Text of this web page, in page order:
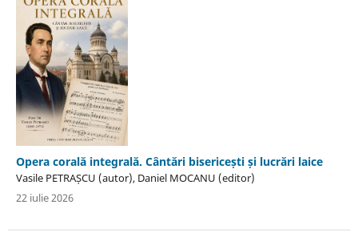
Opera corală integrală. Cântări bisericești și lucrări laice
Vasile PETRAȘCU (autor), Daniel MOCANU (editor)
22 iulie 2026